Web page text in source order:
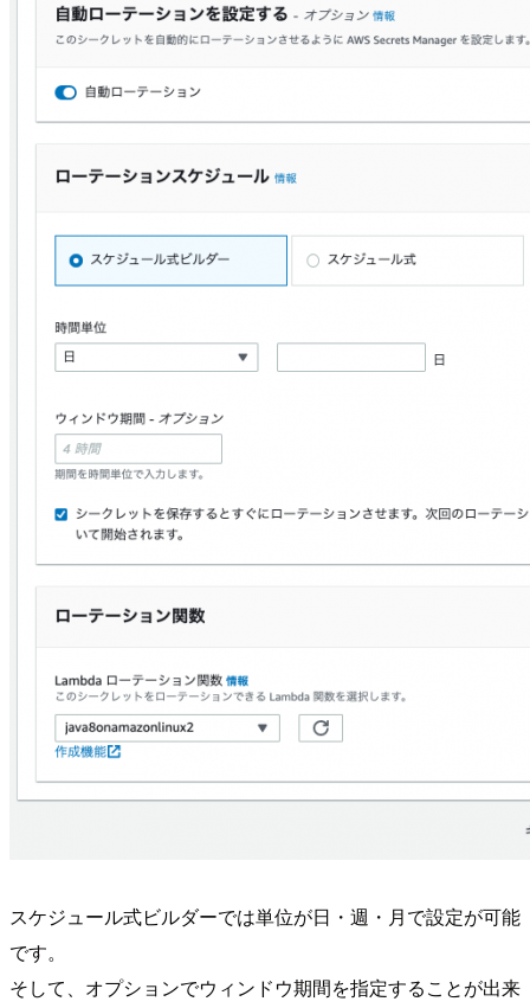
スケジュール式ビルダーでは単位が日・週・月で設定が可能
です。
そして、オプションでウィンドウ期間を指定することが出来